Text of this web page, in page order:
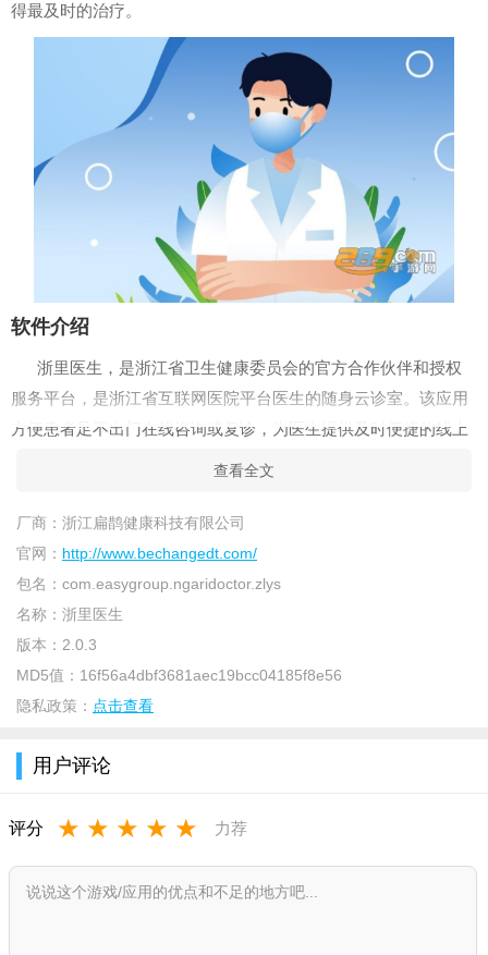
得最及时的治疗。
软件介绍
浙里医生，是浙江省卫生健康委员会的官方合作伙伴和授权
服务平台，是浙江省互联网医院平台医生的随身云诊室。该应用
方便患者足不出门在线咨询或复诊，为医生提供及时便捷的线上
诊疗工具和通路，既利用碎片化时间提供线上医疗服务，又可及
方案。
特色亮点
2、浙里医生app是医疗机构能力提升平台，为医院提升管理
和医疗水平服务；
服务通过“互联网；
4、通过“互联网+/大数据+”探索医疗精准扶贫和实时远程协同
5、形成政府监管、上下联动、资源合理配置的一体化智慧健
查看全文
厂商： 浙江扁鹊健康科技有限公司
官网： http://www.bechangedt.com/
包名： com.easygroup.ngaridoctor.zlys
名称： 浙里医生
版本： 2.0.3
MD5值： 16f56a4dbf3681aec19bcc04185f8e56
隐私政策： 点击查看
用户评论
评分 ★ ★ ★ ★ ★ 力荐